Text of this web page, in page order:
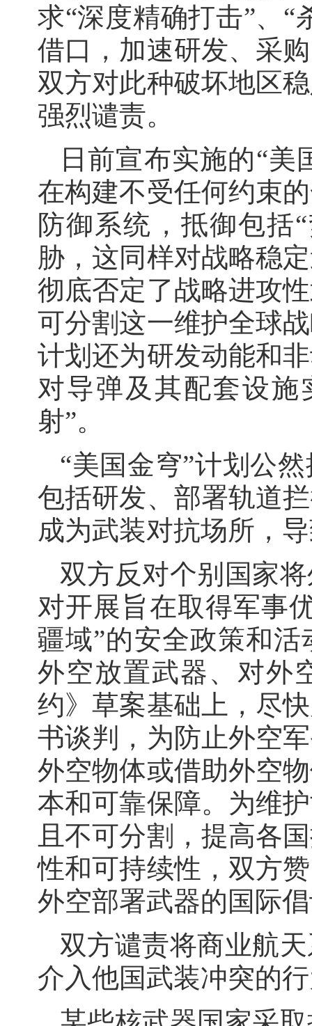
求“深度精确打击”、“
借口，加速研发、采
双方对此种破坏地区
强烈谴责。
日前宣布实施的“美
在构建不受任何约束
防御系统，抵御包括
胁，这同样对战略稳
彻底否定了战略进攻
可分割这一维护全球
计划还为研发动能和
对导弹及其配套设施
射”。
“美国金穹”计划公
包括研发、部署轨道
成为武装对抗场所，
双方反对个别国家
对开展旨在取得军事
疆域”的安全政策和
外空放置武器、对外
约》草案基础上，尽
书谈判，为防止外空
外空物体或借助外空
本和可靠保障。为维
且不可分割，提高各
性和可持续性，双方
外空部署武器的国际
双方谴责将商业航
介入他国武装冲突的